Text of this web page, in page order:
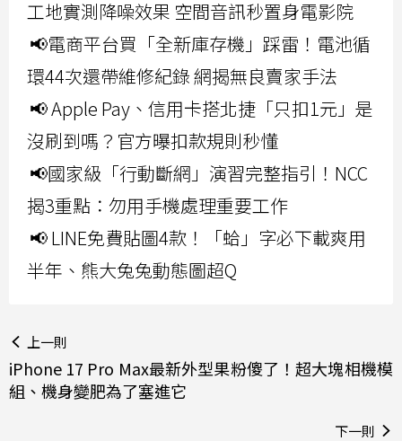
工地實測降噪效果 空間音訊秒置身電影院
📢電商平台買「全新庫存機」踩雷！電池循
環44次還帶維修紀錄 網揭無良賣家手法
📢 Apple Pay、信用卡搭北捷「只扣1元」是
沒刷到嗎？官方曝扣款規則秒懂
📢國家級「行動斷網」演習完整指引！NCC
揭3重點：勿用手機處理重要工作
📢 LINE免費貼圖4款！「蛤」字必下載爽用
半年、熊大兔兔動態圖超Q
上一則
iPhone 17 Pro Max最新外型果粉傻了！超大塊相機模
組、機身變肥為了塞進它
下一則